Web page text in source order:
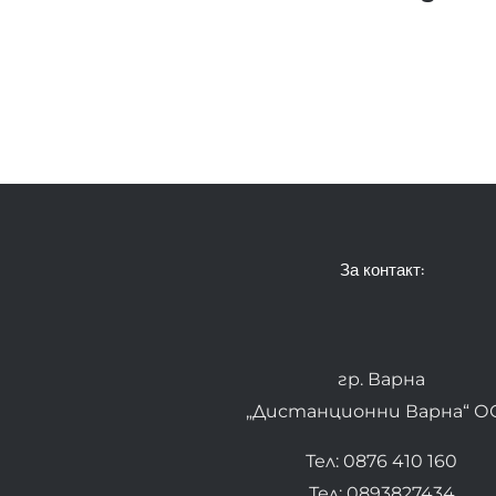
За контакт:
гр. Варна
„Дистанционни Варна“
Тел: 0876 410 160